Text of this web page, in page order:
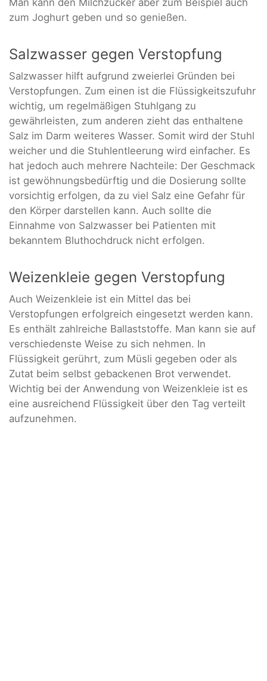
zum Joghurt geben und so genießen.
Salzwasser gegen Verstopfung
Salzwasser hilft aufgrund zweierlei Gründen bei
Verstopfungen. Zum einen ist die Flüssigkeitszufuhr
wichtig, um regelmäßigen Stuhlgang zu
gewährleisten, zum anderen zieht das enthaltene
Salz im Darm weiteres Wasser. Somit wird der Stuhl
weicher und die Stuhlentleerung wird einfacher. Es
hat jedoch auch mehrere Nachteile: Der Geschmack
ist gewöhnungsbedürftig und die Dosierung sollte
vorsichtig erfolgen, da zu viel Salz eine Gefahr für
den Körper darstellen kann. Auch sollte die
Einnahme von Salzwasser bei Patienten mit
bekanntem Bluthochdruck nicht erfolgen.
Weizenkleie gegen Verstopfung
Auch Weizenkleie ist ein Mittel das bei
Verstopfungen erfolgreich eingesetzt werden kann.
Es enthält zahlreiche Ballaststoffe. Man kann sie auf
verschiedenste Weise zu sich nehmen. In
Flüssigkeit gerührt, zum Müsli gegeben oder als
Zutat beim selbst gebackenen Brot verwendet.
Wichtig bei der Anwendung von Weizenkleie ist es
eine ausreichend Flüssigkeit über den Tag verteilt
aufzunehmen.